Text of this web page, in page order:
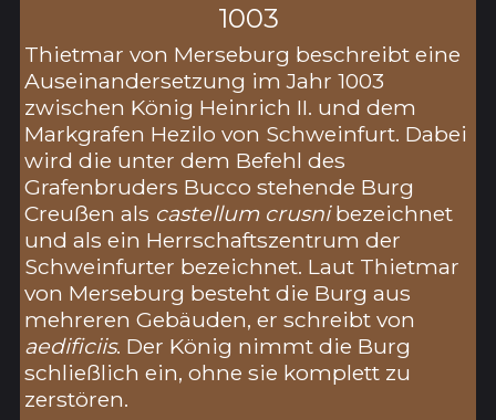
1003
Thietmar von Merseburg beschreibt eine
Auseinandersetzung im Jahr 1003
zwischen König Heinrich II. und dem
Markgrafen Hezilo von Schweinfurt. Dabei
wird die unter dem Befehl des
Grafenbruders Bucco stehende Burg
Creußen als castellum crusnibezeichnet
und als ein Herrschaftszentrum der
Schweinfurter bezeichnet. Laut Thietmar
von Merseburg besteht die Burg aus
mehreren Gebäuden, er schreibt von
aedificiis. Der König nimmt die Burg
schließlich ein, ohne sie komplett zu
zerstören.